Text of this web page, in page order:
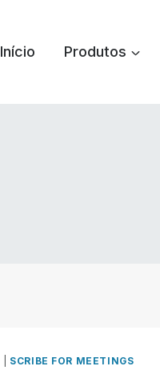
Início Produtos
SCRIBE FOR MEETINGS